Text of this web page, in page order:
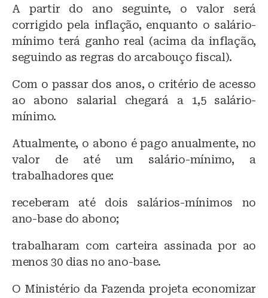
A partir do ano seguinte, o valor será
corrigido pela inflação, enquanto o salário-
mínimo terá ganho real (acima da inflação,
seguindo as regras do arcabouço fiscal).
Com o passar dos anos, o critério de acesso
ao abono salarial chegará a 1,5 salário-
mínimo.
Atualmente, o abono é pago anualmente, no
valor de até um salário-mínimo, a
trabalhadores que:
receberam até dois salários-mínimos no
ano-base do abono;
trabalharam com carteira assinada por ao
menos 30 dias no ano-base.
O Ministério da Fazenda projeta economizar